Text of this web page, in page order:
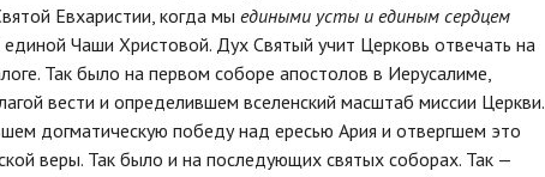
Евхаристии, когда мы едиными усты и единым сердцем
Чаши Христовой. Дух Святый учит Церковь отвечать на
Так было на первом соборе апостолов в Иерусалиме,
вести и определившем вселенский масштаб миссии Церкви.
догматическую победу над ересью Ария и отвергшем это
веры. Так было и на последующих святых соборах. Так —